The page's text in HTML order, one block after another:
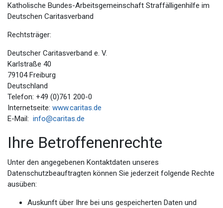
Katholische Bundes-Arbeitsgemeinschaft Straffälligenhilfe im
Deutschen Caritasverband
Rechtsträger:
Deutscher Caritasverband e. V.
Karlstraße 40
79104 Freiburg
Deutschland
Telefon: +49 (0)761 200-0
Internetseite: www.caritas.de
E-Mail: info@caritas.de
Ihre Betroffenenrechte
Unter den angegebenen Kontaktdaten unseres
Datenschutzbeauftragten können Sie jederzeit folgende Rechte
ausüben:
Auskunft über Ihre bei uns gespeicherten Daten und